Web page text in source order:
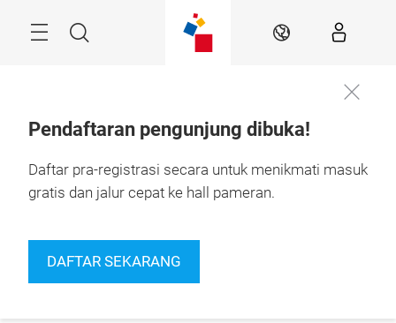
NavigationSearch IN
Pendaftaran pengunjung dibuka!
Daftar pra-registrasi secara untuk menikmati masuk
gratis dan jalur cepat ke hall pameran.
DAFTAR SEKARANG
2026
Jakarta, Indonesia
Daftar